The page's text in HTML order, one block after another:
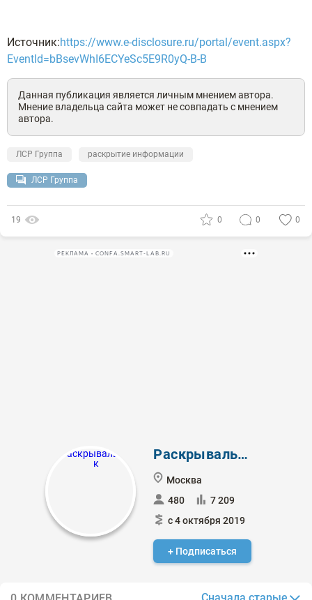
Источник:https://www.e-disclosure.ru/portal/event.aspx?
EventId=bBsevWhI6ECYeSc5E9R0yQ-B-B
Данная публикация является личным мнением автора.
Мнение владельца сайта может не совпадать с мнением
автора.
ЛСР Группа раскрытие информации
ЛСР Группа
19 0 0 0
РЕКЛАМА • CONFA.SMART-LAB.RU
Раскрывальщик
Москва
480
7 209
с 4 октября 2019
+ Подписаться